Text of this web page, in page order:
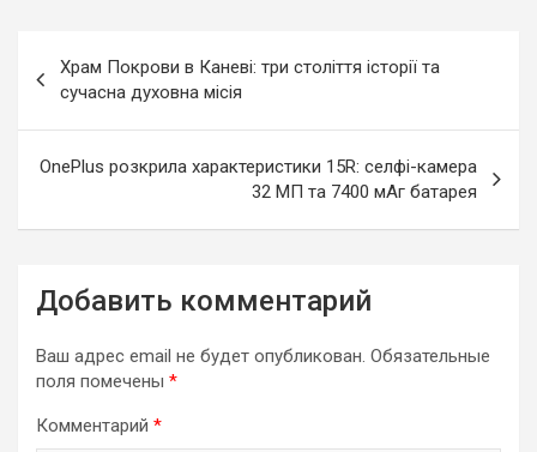
по
записям
Храм Покрови в Каневі: три століття історії та
сучасна духовна місія
OnePlus розкрила характеристики 15R: селфі-камера
32 МП та 7400 мАг батарея
Добавить комментарий
Ваш адрес email не будет опубликован. Обязательные
поля помечены *
Комментарий *